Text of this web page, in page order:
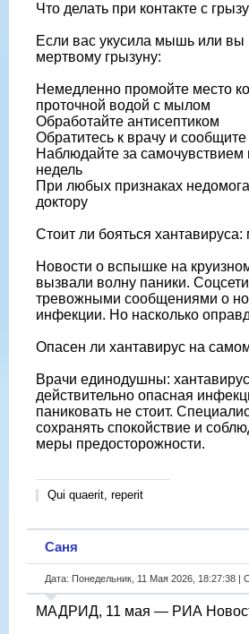
Что делать при контакте с
Если вас укусила мышь или вы
мертвому грызуну:
Немедленно промойте место
проточной водой с мылом
Обработайте антисептиком
Обратитесь к врачу и
Наблюдайте за самочувствием
недель
При любых признаках
доктору
Стоит ли бояться
Новости о вспышке на
вызвали волну паники.
тревожными сообщениями о
инфекции. Но насколько
Опасен ли хантавирус на
Врачи единодушны:
действительно опасная
паниковать не стоит.
сохранять спокойствие и
меры предосторожности.
Qui quaerit, reperit
Саня
Дата: Понедельник, 11 Мая 2026, 18:27:38 |
МАДРИД, 11 мая — РИА